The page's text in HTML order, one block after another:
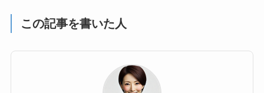
この記事を書いた人